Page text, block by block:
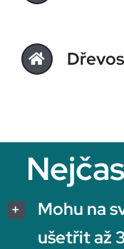
Mohu na
ušetřit až